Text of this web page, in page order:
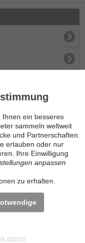
Desktop Version
Ihnen ein besseres
sammeln weltweit
und Partnerschaften.
erlauben oder nur
Ihre Einwilligung
anpassen
zu erhalten.
Dr. DSGVO